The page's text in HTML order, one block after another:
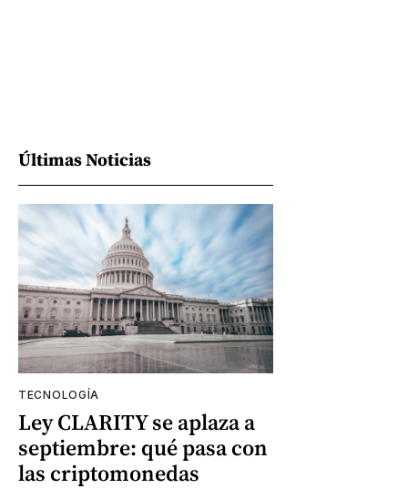
Últimas Noticias
TECNOLOGÍA
Ley CLARITY se aplaza a
septiembre: qué pasa con
las criptomonedas